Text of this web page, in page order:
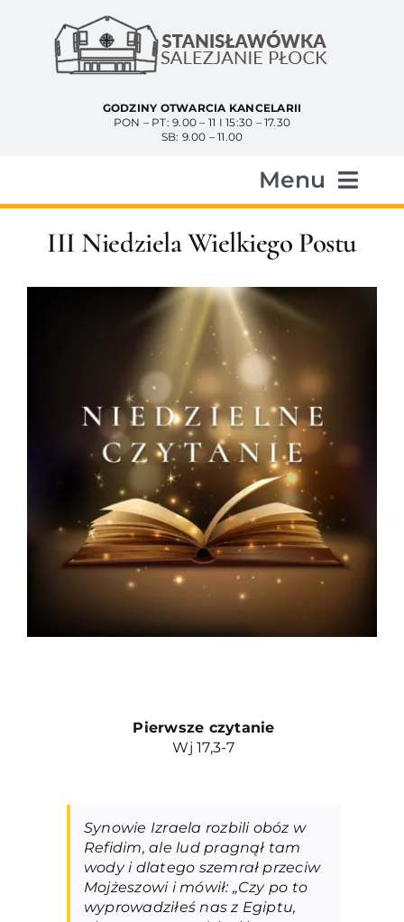
zawartości
GODZINY OTWARCIA KANCELARII
PON – PT: 9.00 – 11 I 15:30 – 17.30
SB: 9.00 – 11.00
Menu
Start
Aktualności
Duszpasterze
Grupy parafialne
Wspólnoty
III Niedziela Wielkiego Postu
Pierwsze czytanie
Wj 17,3-7
Synowie Izraela rozbili obóz w
Refidim, ale lud pragnął tam
wody i dlatego szemrał przeciw
Mojżeszowi i mówił: „Czy po to
wyprowadziłeś nas z Egiptu,